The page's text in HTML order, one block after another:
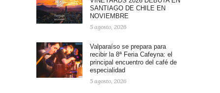
SANTIAGO DE CHILE EN
NOVIEMBRE
5 agosto, 2026
Valparaíso se prepara para
recibir la 8ª Feria Cafeyna: el
principal encuentro del café de
especialidad
5 agosto, 2026